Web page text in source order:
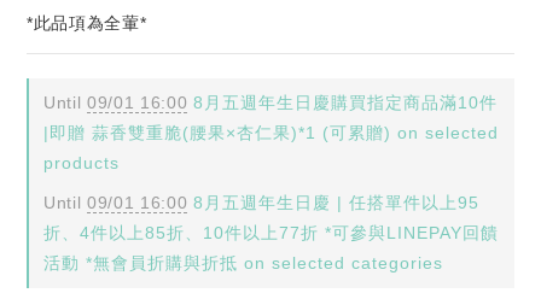
*此品項為全葷*
Until 09/01 16:00 8月五週年生日慶購買指定商品滿10件
|即贈 蒜香雙重脆(腰果×杏仁果)*1 (可累贈) on selected
products
Until 09/01 16:00 8月五週年生日慶 | 任搭單件以上95
折、4件以上85折、10件以上77折 *可參與LINEPAY回饋
活動 *無會員折購與折抵 on selected categories